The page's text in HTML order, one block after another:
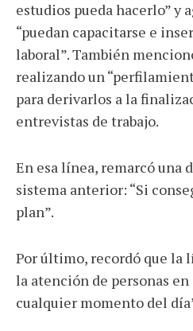
estudios pueda hacerlo” y
“puedan capacitarse e
laboral”. También
realizando un
para derivarlos a la
entrevistas de trabajo.
En esa línea, remarcó una
sistema anterior: “Si
plan”.
Por último, recordó que la
la atención de personas
cualquier momento del